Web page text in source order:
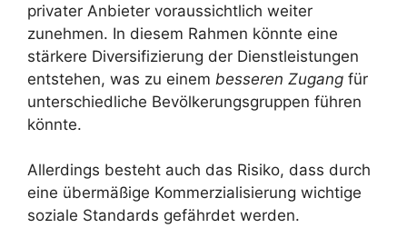
privater Anbieter voraussichtlich weiter
zunehmen. In diesem Rahmen könnte eine
stärkere Diversifizierung der Dienstleistungen
entstehen, was zu einem besseren Zugang für
unterschiedliche Bevölkerungsgruppen führen
könnte.
Allerdings besteht auch das Risiko, dass durch
eine übermäßige Kommerzialisierung wichtige
soziale Standards gefährdet werden.